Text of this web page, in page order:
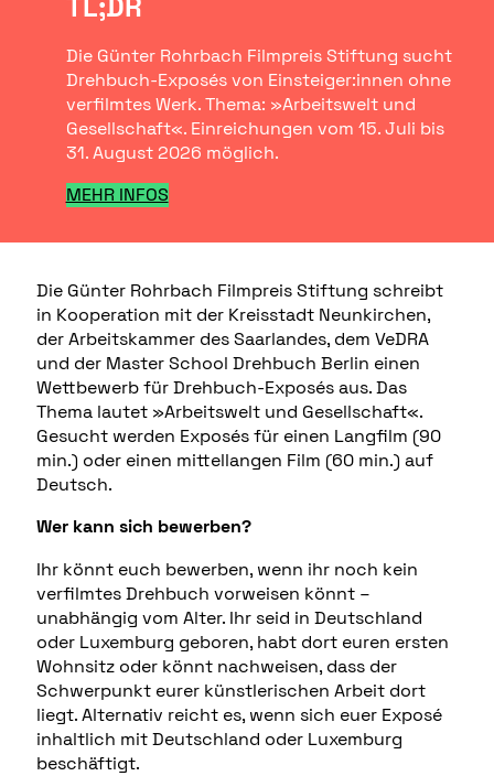
Die Günter Rohrbach Filmpreis Stiftung sucht
Drehbuch-Exposés von Einsteiger:innen ohne
verfilmtes Werk. Thema: »Arbeitswelt und
Gesellschaft«. Einreichungen vom 15. Juli bis
31. August 2026 möglich.
MEHR INFOS
Die Günter Rohrbach Filmpreis Stiftung schreibt
in Kooperation mit der Kreisstadt Neunkirchen,
der Arbeitskammer des Saarlandes, dem VeDRA
und der Master School Drehbuch Berlin einen
Wettbewerb für Drehbuch-Exposés aus. Das
Thema lautet »Arbeitswelt und Gesellschaft«.
Gesucht werden Exposés für einen Langfilm (90
min.) oder einen mittellangen Film (60 min.) auf
Deutsch.
Wer kann sich bewerben?
Ihr könnt euch bewerben, wenn ihr noch kein
verfilmtes Drehbuch vorweisen könnt –
unabhängig vom Alter. Ihr seid in Deutschland
oder Luxemburg geboren, habt dort euren ersten
Wohnsitz oder könnt nachweisen, dass der
Schwerpunkt eurer künstlerischen Arbeit dort
liegt. Alternativ reicht es, wenn sich euer Exposé
inhaltlich mit Deutschland oder Luxemburg
beschäftigt.